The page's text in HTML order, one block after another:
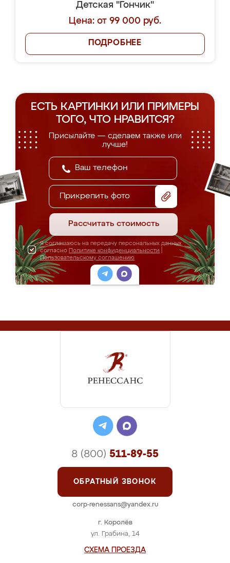
Детская "Гончик"
Цена: от 99 000 руб.
ПОДРОБНЕЕ
ЕСТЬ КАРТИНКИ ИЛИ ПРИМЕРЫ
ТОГО, ЧТО НРАВИТСЯ?
Присылайте — сделаем также или
лучше!
Прикрепить фото
Рассчитать стоимость
Я соглашаюсь на передачу персональных данных
согласно Политике конфиденциальности
Пользовательскому соглашению
г. Королёв
ул. Грабина, 14
СХЕМА ПРОЕЗДА
8 (800) 511-89-55
ОБРАТНЫЙ ЗВОНОК
corp-renessans@yandex.ru